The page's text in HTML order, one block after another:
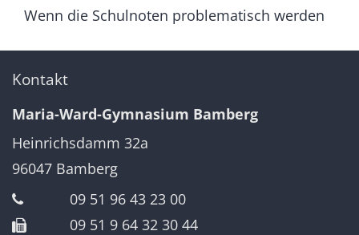
Wenn die Schulnoten problematisch werden
Kontakt
Maria-Ward-Gymnasium Bamberg
Heinrichsdamm 32a
96047 Bamberg
09 51 96 43 23 00
09 51 9 64 32 30 44